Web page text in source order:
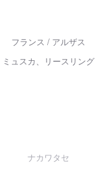
フランス / アルザス
ミュスカ、リースリング
ナカワタセ